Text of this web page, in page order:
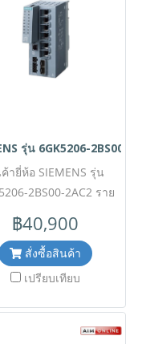
ID @aimonline *ราคา
อาจจะมีการเปลี่ยนแปลง
ไม่แจ้งให้ทราบล่วงหน้า
ติดต่อฝ่ายขายเพื่ออัพเดท
5G สาธารณะและเครือ
5G ส่วนตัว (Private 5G)
พอร์ตเชื่อมต่อเครือข่าย
RJ45 จำนวน 4 ช่อง
าคาพิเศษสำหรับงาน
การติดต่อ Mobile : 063-
879-9917 Line ID
รเปลี่ยนแปลงโดยไม่แจ้ง
าบล่วงหน้า กรุณาติดต่อ
ยขายเพื่ออัพเดทราคา
รุ่น 6GK5206-2BS00-
ายี่ห้อ SIEMENS รุ่น
2BS00-2AC2 ราย
าหกรรม (Manageable
2 IE Switch) จาก
ตระกูล SCALANCE
2AC2 มาพร้อมพอร์ต
มต่อ RJ45 ความเร็ว
฿40,900
สั่งซื้อสินค้า
เปรียบเทียบ